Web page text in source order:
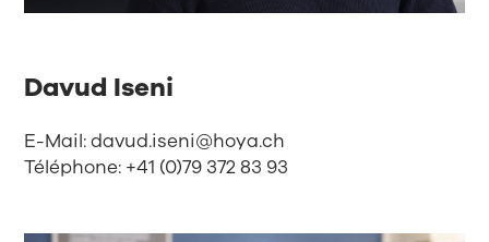
Davud Iseni
E-Mail:davud.iseni@hoya.ch
Téléphone: +41 (0)79 372 83 93